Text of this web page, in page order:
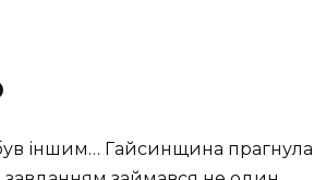
був іншим… Гайсинщина прагнула